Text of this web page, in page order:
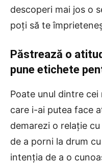
descoperi mai jos o
poți să te
Păstrează o
pune etichete
Poate unul dintre
care i-ai putea face
demarezi o relație
de a porni la drum
intenția de a o